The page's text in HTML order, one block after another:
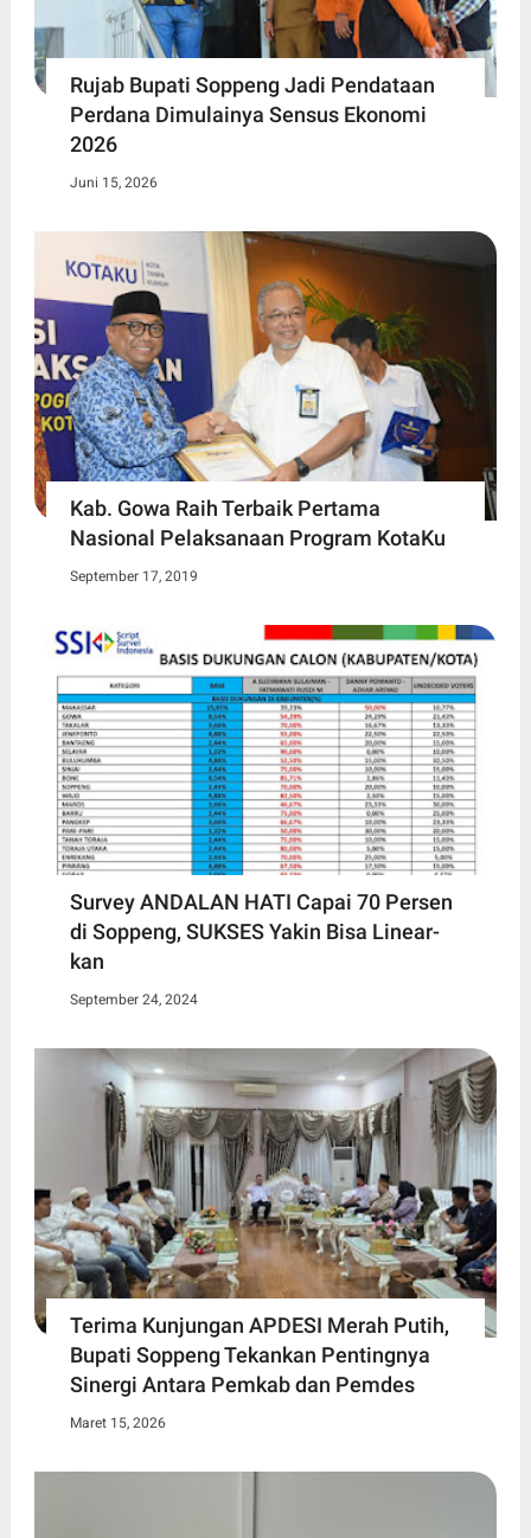
Rujab Bupati Soppeng Jadi Pendataan
Perdana Dimulainya Sensus Ekonomi
2026
Juni 15, 2026
Kab. Gowa Raih Terbaik Pertama
Nasional Pelaksanaan Program KotaKu
September 17, 2019
Survey ANDALAN HATI Capai 70 Persen
di Soppeng, SUKSES Yakin Bisa Linear-
kan
September 24, 2024
Terima Kunjungan APDESI Merah Putih,
Bupati Soppeng Tekankan Pentingnya
Sinergi Antara Pemkab dan Pemdes
Maret 15, 2026